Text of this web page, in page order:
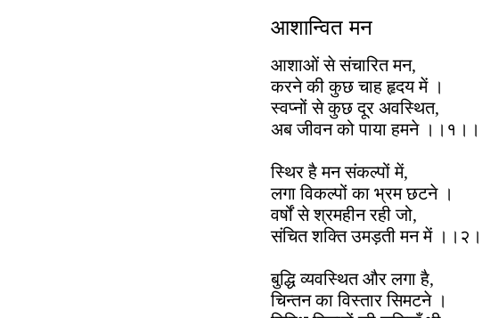
आशान्वित मन
आशाओं से संचारित मन,
करने की कुछ चाह हृदय में ।
स्वप्नों से कुछ दूर अवस्थित,
अब जीवन को पाया हमने ।।१।।
स्थिर है मन संकल्पों में,
लगा विकल्पों का भ्रम छटने ।
वर्षों से श्रमहीन रही जो,
संचित शक्ति उमड़ती मन में
बुद्धि व्यवस्थित और लगा है,
चिन्तन का विस्तार सिमटने ।